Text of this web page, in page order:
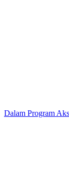
Dalam Program